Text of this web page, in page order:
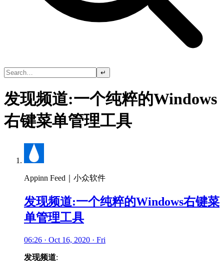
↵
发现频道:一个纯粹的Windows
右键菜单管理工具
Appinn Feed｜小众软件
发现频道:一个纯粹的Windows右键菜
单管理工具
06:26 · Oct 16, 2020 · Fri
发现频道: